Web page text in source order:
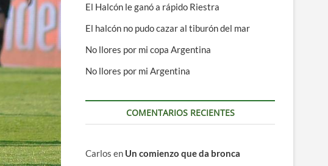
El Halcón le ganó a rápido Riestra
El halcón no pudo cazar al tiburón del mar
No llores por mi copa Argentina
No llores por mi Argentina
COMENTARIOS RECIENTES
Carlos en Un comienzo que da bronca